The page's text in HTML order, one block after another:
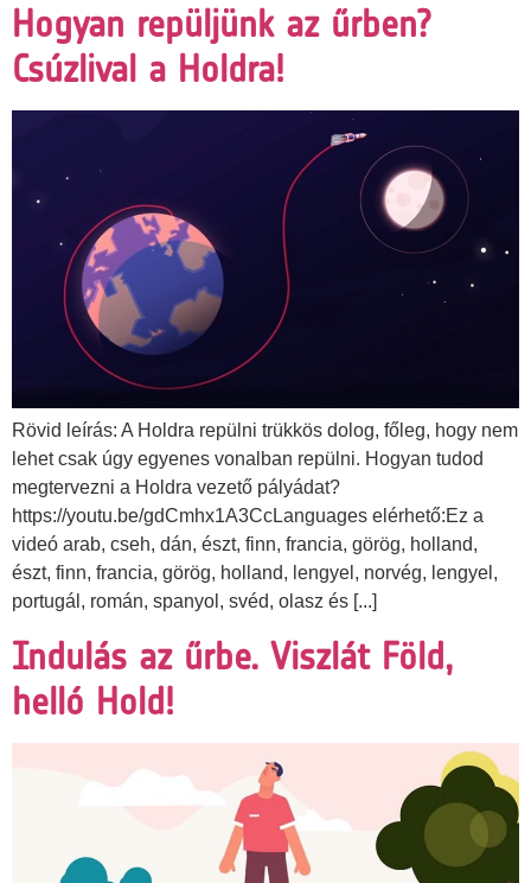
Hogyan repüljünk az űrben?
Csúzlival a Holdra!
Rövid leírás: A Holdra repülni trükkös dolog, főleg, hogy nem
lehet csak úgy egyenes vonalban repülni. Hogyan tudod
megtervezni a Holdra vezető pályádat?
https://youtu.be/gdCmhx1A3CcLanguages elérhető:Ez a
videó arab, cseh, dán, észt, finn, francia, görög, holland,
észt, finn, francia, görög, holland, lengyel, norvég, lengyel,
portugál, román, spanyol, svéd, olasz és [...]
Indulás az űrbe. Viszlát Föld,
helló Hold!